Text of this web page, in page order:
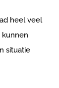
heel veel
kunnen
situatie